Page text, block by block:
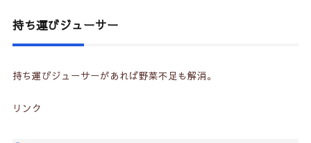
持ち運びジューサー
持ち運びジューサーがあれば野菜不足も解消。
リンク